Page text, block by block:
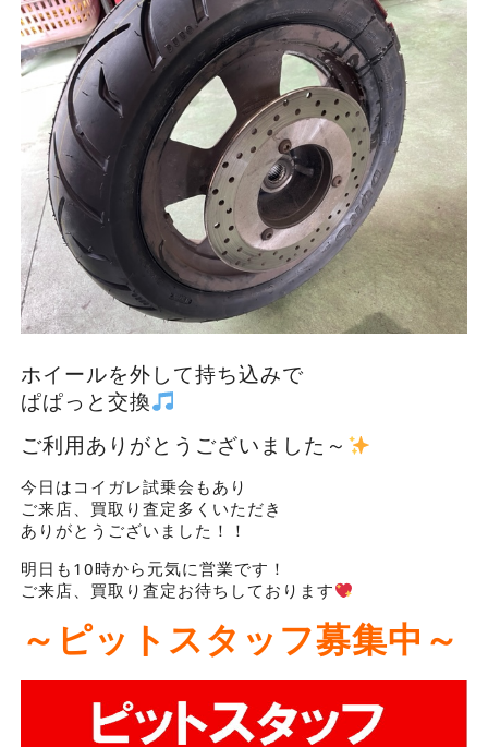
ホイールを外して持ち込みで
ぱぱっと交換
ご利用ありがとうございました～
今日はコイガレ試乗会もあり
ご来店、買取り査定多くいただき
ありがとうございました！！
明日も10時から元気に営業です！
ご来店、買取り査定お待ちしております
～ピットスタッフ募集中～